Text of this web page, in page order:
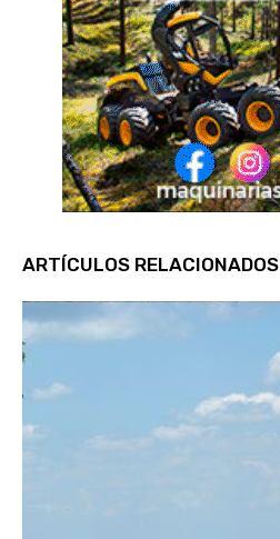
ARTÍCULOS RELACIONADOS